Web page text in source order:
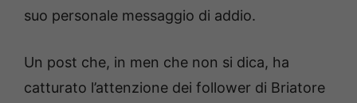
suo personale messaggio di addio.
Un post che, in men che non si dica, ha
catturato l’attenzione dei follower di Briatore